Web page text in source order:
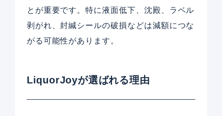
とが重要です。特に液面低下、沈殿、ラベル
剥がれ、封緘シールの破損などは減額につな
がる可能性があります。
LiquorJoyが選ばれる理由